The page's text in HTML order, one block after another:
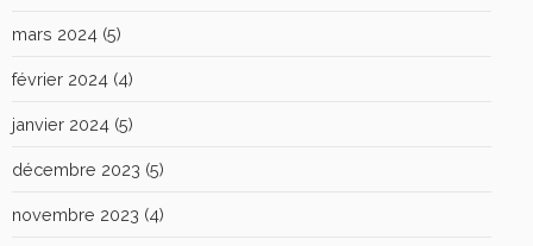
mars 2024 (5)
février 2024 (4)
janvier 2024 (5)
décembre 2023 (5)
novembre 2023 (4)